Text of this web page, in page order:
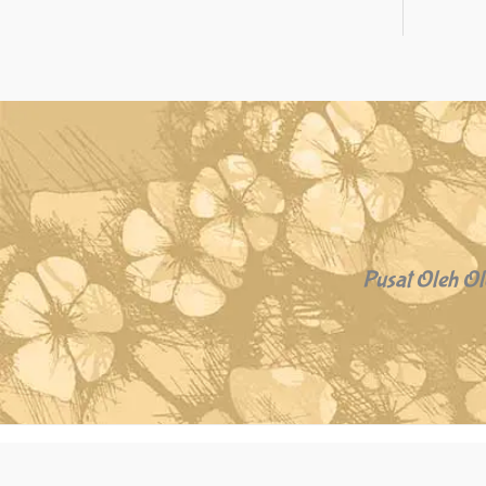
Pusat Oleh